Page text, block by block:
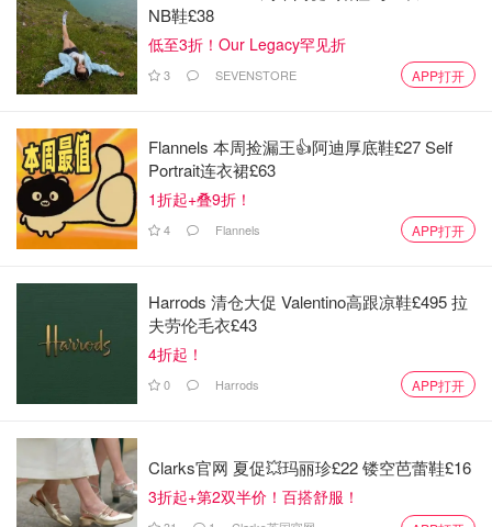
直接把面团从揉面钩子上弄下来，就放在揉面盆里，盖上保
鲜膜，室温发酵至1.5-2倍大（室温大概3-4h），手指沾干
面粉戳一下，基本不回缩就说明面团发酵好了
NB鞋£38
低至3折！Our Legacy罕见折
3 SEVENSTORE APP打开
Flannels 本周捡漏王👍阿迪厚底鞋£27 Self
Portrait连衣裙£63
1折起+叠9折！
4 Flannels APP打开
Harrods 清仓大促 Valentino高跟凉鞋£495 拉
夫劳伦毛衣£43
4折起！
0 Harrods APP打开
Clarks官网 夏促💥玛丽珍£22 镂空芭蕾鞋£16
3折起+第2双半价！百搭舒服！